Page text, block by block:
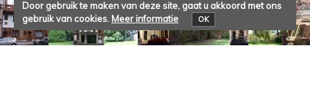
Door gebruik te maken van deze site, gaat u akkoord met ons
gebruik van cookies. Meer informatie OK